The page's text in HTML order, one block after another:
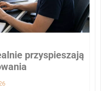
przyspieszają